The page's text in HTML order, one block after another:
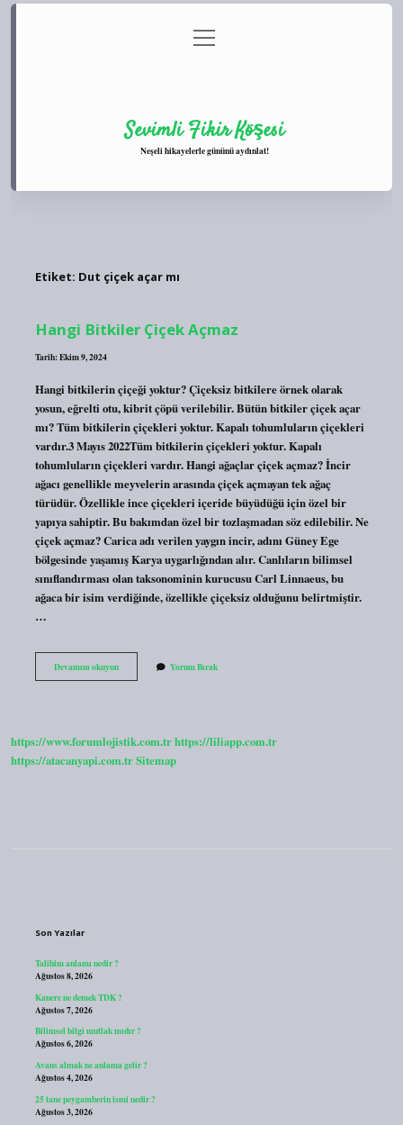
Gizlilik Politikası
menüyü
aç
Sevimli Fikir Köşesi
Neşeli hikayelerle gününü aydınlat!
Etiket: Dut çiçek açar mı
Hangi Bitkiler Çiçek Açmaz
Tarih: Ekim 9, 2024
Hangi bitkilerin çiçeği yoktur? Çiçeksiz bitkilere örnek olarak
yosun, eğrelti otu, kibrit çöpü verilebilir. Bütün bitkiler çiçek açar
mı? Tüm bitkilerin çiçekleri yoktur. Kapalı tohumluların çiçekleri
vardır.3 Mayıs 2022Tüm bitkilerin çiçekleri yoktur. Kapalı
tohumluların çiçekleri vardır. Hangi ağaçlar çiçek açmaz? İncir
ağacı genellikle meyvelerin arasında çiçek açmayan tek ağaç
türüdür. Özellikle ince çiçekleri içeride büyüdüğü için özel bir
yapıya sahiptir. Bu bakımdan özel bir tozlaşmadan söz edilebilir. Ne
çiçek açmaz? Carica adı verilen yaygın incir, adını Güney Ege
bölgesinde yaşamış Karya uygarlığından alır. Canlıların bilimsel
sınıflandırması olan taksonominin kurucusu Carl Linnaeus, bu
ağaca bir isim verdiğinde, özellikle çiçeksiz olduğunu belirtmiştir.
…
Devamını okuyunHangi
Bitkiler
Yorum Bırak
https://www.forumlojistik.com.trhttps://liliapp.com.tr
https://atacanyapi.com.trSitemap
Son Yazılar
Talihim anlamı nedir ?
Ağustos 8, 2026
Kanere ne demek TDK ?
Ağustos 7, 2026
Bilimsel bilgi mutlak mıdır ?
Ağustos 6, 2026
Avans almak ne anlama gelir ?
Ağustos 4, 2026
25 tane peygamberin ismi nedir ?
Ağustos 3, 2026